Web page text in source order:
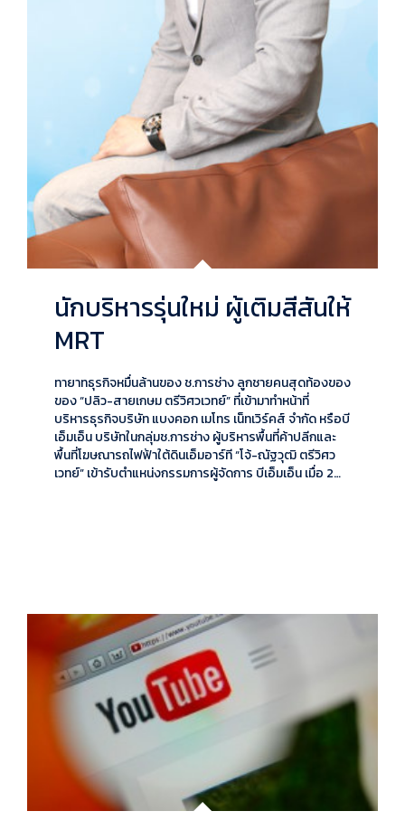
นักบริหารรุ่นใหม่ ผู้เติมสีสันให้
MRT
ทายาทธุรกิจหมื่นล้านของ ช.การช่าง ลูกชายคนสุดท้องของ
ของ “ปลิว-สายเกษม ตรีวิศวเวทย์” ที่เข้ามาทำหน้าที่
บริหารธุรกิจบริษัท แบงคอก เมโทร เน็ทเวิร์คส์ จำกัด หรือบี
เอ็มเอ็น บริษัทในกลุ่มช.การช่าง ผู้บริหารพื้นที่ค้าปลีกและ
พื้นที่โฆษณารถไฟฟ้าใต้ดินเอ็มอาร์ที “โจ้-ณัฐวุฒิ ตรีวิศว
เวทย์” เข้ารับตำแหน่งกรรมการผู้จัดการ บีเอ็มเอ็น เมื่อ 2…